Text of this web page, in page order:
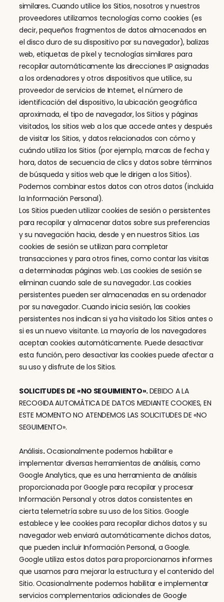
similares. Cuando utilice los Sitios, nosotros y nuestros
proveedores utilizamos tecnologías como cookies (es
decir, pequeños fragmentos de datos almacenados en
el disco duro de su dispositivo por su navegador), balizas
web, etiquetas de píxel y tecnologías similares para
recopilar automáticamente las direcciones IP asignadas
a los ordenadores y otros dispositivos que utilice, su
proveedor de servicios de Internet, el número de
identificación del dispositivo, la ubicación geográfica
aproximada, el tipo de navegador, los Sitios y páginas
visitados, los sitios web a los que accede antes y después
de visitar los Sitios, y datos relacionados con cómo y
cuándo utiliza los Sitios (por ejemplo, marcas de fecha y
hora, datos de secuencia de clics y datos sobre términos
de búsqueda y sitios web que le dirigen a los Sitios).
Podemos combinar estos datos con otros datos (incluida
la Información Personal).
Los Sitios pueden utilizar cookies de sesión o persistentes
para recopilar y almacenar datos sobre sus preferencias
y su navegación hacia, desde y en nuestros Sitios. Las
cookies de sesión se utilizan para completar
transacciones y para otros fines, como contar las visitas
a determinadas páginas web. Las cookies de sesión se
eliminan cuando sale de su navegador. Las cookies
persistentes pueden ser almacenadas en su ordenador
por su navegador. Cuando inicia sesión, las cookies
persistentes nos indican si ya ha visitado los Sitios antes o
si es un nuevo visitante. La mayoría de los navegadores
aceptan cookies automáticamente. Puede desactivar
esta función, pero desactivar las cookies puede afectar a
su uso y disfrute de los Sitios.
SOLICITUDES DE «NO SEGUIMIENTO». DEBIDO A LA
RECOGIDA AUTOMÁTICA DE DATOS MEDIANTE COOKIES, EN
ESTE MOMENTO NO ATENDEMOS LAS SOLICITUDES DE «NO
SEGUIMIENTO».
Análisis. Ocasionalmente podemos habilitar e
implementar diversas herramientas de análisis, como
Google Analytics, que es una herramienta de análisis
proporcionada por Google para recopilar y procesar
Información Personal y otros datos consistentes en
cierta telemetría sobre su uso de los Sitios. Google
establece y lee cookies para recopilar dichos datos y su
navegador web enviará automáticamente dichos datos,
que pueden incluir Información Personal, a Google.
Google utiliza estos datos para proporcionarnos informes
que usamos para mejorar la estructura y el contenido del
Sitio. Ocasionalmente podemos habilitar e implementar
servicios complementarios adicionales de Google